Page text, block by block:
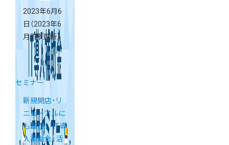
2023年6月6
日 （2023年6
月7日 更新）
セミナー
新規開店・リ
ニューアルに
も最適！ 「IT導
入補助金」活